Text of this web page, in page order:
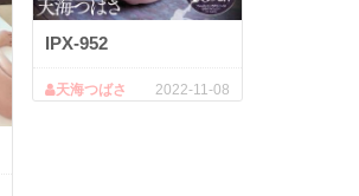
IPX-952
2022-11-08
天海つばさ